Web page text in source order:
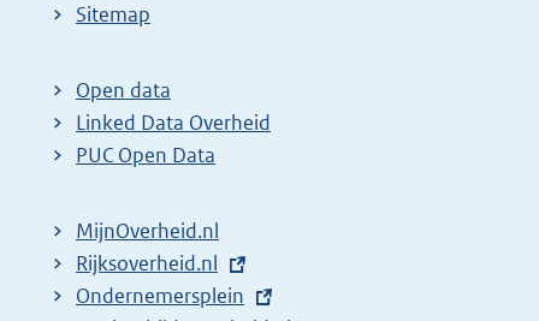
Sitemap
Open data
Linked Data Overheid
PUC Open Data
MijnOverheid.nl
E
x
Rijksoverheid.nl
E
Ondernemersplein